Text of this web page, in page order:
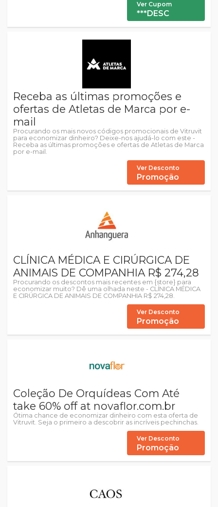
Ver Cupom
***DESC
Receba as últimas promoções e
ofertas de Atletas de Marca por e-
mail
Procurando os mais novos códigos promocionais de Vitruvit
para economizar dinheiro? Deixe-nos ajudá-lo com este -
Receba as últimas promoções e ofertas de Atletas de Marca
por e-mail.
Ver Desconto
Promoção
CLÍNICA MÉDICA E CIRÚRGICA DE
ANIMAIS DE COMPANHIA R$ 274,28
Procurando os descontos mais recentes em {store} para
economizar muito? Dê uma olhada neste - CLÍNICA MÉDICA
E CIRÚRGICA DE ANIMAIS DE COMPANHIA R$ 274,28.
Ver Desconto
Promoção
Coleção De Orquídeas Com Até
take 60% off at novaflor.com.br
Ótima chance de economizar dinheiro com esta oferta de
Vitruvit. Seja o primeiro a descobrir as incríveis pechinchas.
Ver Desconto
Promoção